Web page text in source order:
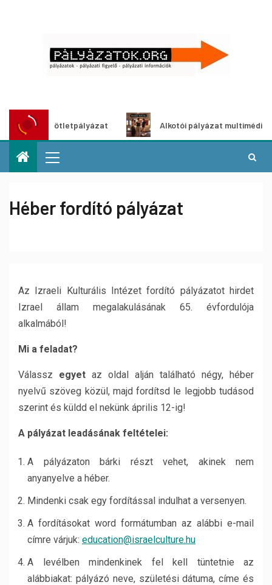
ötletpályázat Alkotói pályázat multimédia-
Héber fordító pályázat
Az Izraeli Kulturális Intézet fordító pályázatot hirdet
Izrael állam megalakulásának 65. évfordulója
alkalmából!
Mi a feladat?
Válassz egyet az oldal alján található négy, héber
nyelvű szöveg közül, majd fordítsd le legjobb tudásod
szerint és küldd el nekünk április 12-ig!
A pályázat leadásának feltételei:
A pályázaton bárki részt vehet, akinek nem
anyanyelve a héber.
Mindenki csak egy fordítással indulhat a versenyen.
A fordításokat word formátumban az alábbi e-mail
címre várjuk: education@israelculture.hu
A levélben mindenkinek fel kell tüntetnie az
alábbiakat: pályázó neve, születési dátuma, címe és